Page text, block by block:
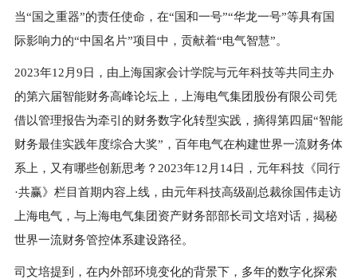
当“国之重器”的责任使命，在“国和一号”“华龙一号”等具有国
际影响力的“中国名片”项目中，贡献着“电气智慧”。
2023年12 月 9 日，由上海国家会计学院与元年科技等共同主办
的第六届智能财务高峰论坛上，上海电气集团股份有限公司凭
借以管理报告为牵引的财务数字化转型实践，摘得第四届“智能
财务最佳实践年度综合大奖”，百年电气在构建世界一流财务体
系上，又有哪些创新思考？ 2023年12 月 14日，元年科技《同行
·共赢》栏目首期内容上线，由元年科技高级副总裁徐国伟走访
上海电气，与上海电气集团资产财务部部长司文培对话，揭秘
世界一流财务管控体系建设路径。
司文培提到，在内外部环境变化的背景下，多年的数字化探索